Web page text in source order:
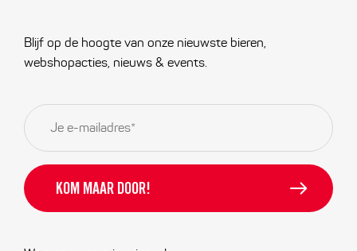
Blijf op de hoogte van onze nieuwste bieren,
webshopacties, nieuws & events.
E-
mailadres *